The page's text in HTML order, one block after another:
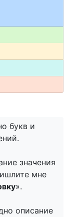
букв и
значения
мне
».
описание